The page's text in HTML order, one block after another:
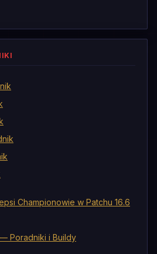
Championowie w Patchu 16.6
Poradniki i Buildy